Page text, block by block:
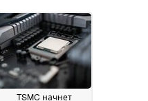
TSMC начнет